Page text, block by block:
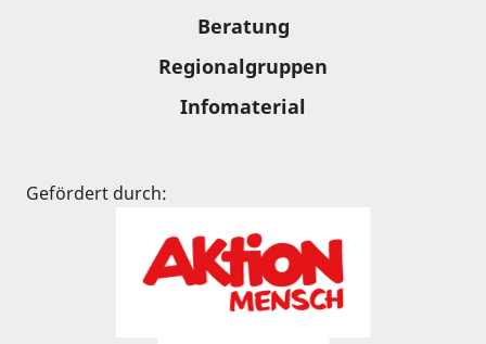
Beratung
Regionalgruppen
Infomaterial
Gefördert durch: